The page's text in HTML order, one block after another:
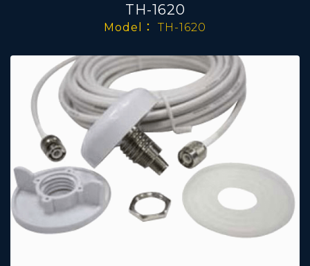
TH-1620
Model： TH-1620